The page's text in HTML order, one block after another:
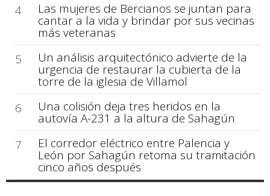
4
Las mujeres de Bercianos se juntan para
cantar a la vida y brindar por sus vecinas
más veteranas
5
Un análisis arquitectónico advierte de la
urgencia de restaurar la cubierta de la
torre de la iglesia de Villamol
6
Una colisión deja tres heridos en la
autovía A-231 a la altura de Sahagún
7
El corredor eléctrico entre Palencia y
León por Sahagún retoma su tramitación
cinco años después